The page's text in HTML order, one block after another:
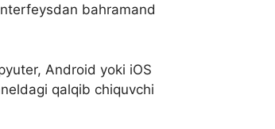
bahramand
Android yoki iOS
qalqib chiquvchi